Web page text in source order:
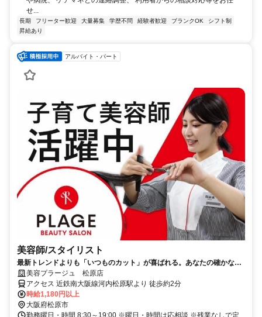
せ...
長期 フリーター歓迎 大量募集 学歴不問 経験者歓迎 ブランクOK
シフト制
昇給あり
アルバイト・パート
美容師/スタイリスト
最新トレンドよりも「いつものカット」が喜ばれる。あなたの確かな基
礎技術が活きる場所。
美容プラージュ 松原店
アクセス 近鉄南大阪線河内松原駅より 徒歩約2分
時給1,180円以上
大阪府松原市
勤務曜日・時間 8:30～19:00 ※曜日・時間は応相談 ※残業なしで定